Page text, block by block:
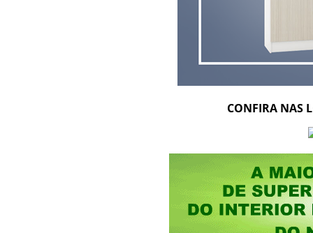
CONFIRA NAS